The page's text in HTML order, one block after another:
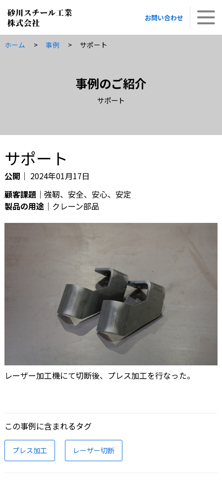
お問い合わせ
お問い合わせ
ホーム 事例 サポート
事例のご紹介
サポート
サポート
公開｜ 2024年01月17日
顧客課題
強靭、安全、安心、安定
製品の用途
クレーン部品
レーザー加工機にて切断後、プレス加工を行なった。
この事例に含まれるタグ
プレス加工 レーザー切断